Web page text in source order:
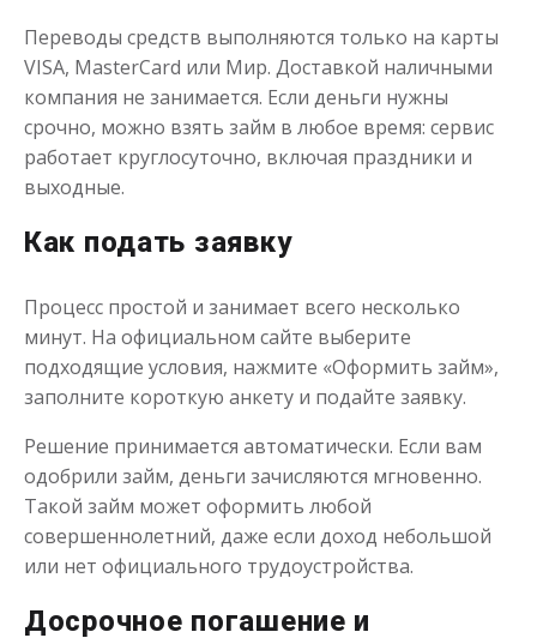
Моментальный займ
Сумма
Получить
Одолжим до 30 дней
Сумма до50 000
Переводы средств выполняются только на карты
VISA, MasterCard или Мир. Доставкой наличными
компания не занимается. Если деньги нужны
срочно, можно взять займ в любое время: сервис
работает круглосуточно, включая праздники и
выходные.
Как подать заявку
Процесс простой и занимает всего несколько
минут. На официальном сайте выберите
подходящие условия, нажмите «Оформить займ»,
заполните короткую анкету и подайте заявку.
Решение принимается автоматически. Если вам
одобрили займ, деньги зачисляются мгновенно.
Такой займ может оформить любой
совершеннолетний, даже если доход небольшой
или нет официального трудоустройства.
Досрочное погашение и